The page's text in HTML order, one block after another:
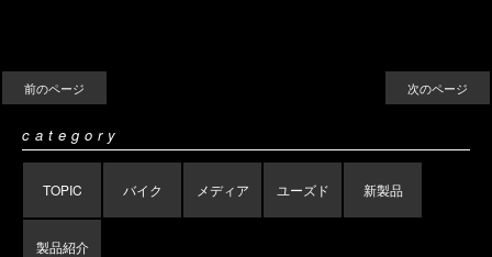
前のページ 次のページ
category
TOPIC バイク メディア ユーズド 新製品
製品紹介